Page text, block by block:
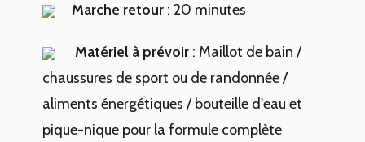
Marche retour : 20 minutes
Matériel à prévoir : Maillot de bain /
chaussures de sport ou de randonnée /
aliments énergétiques / bouteille d'eau et
pique-nique pour la formule complète